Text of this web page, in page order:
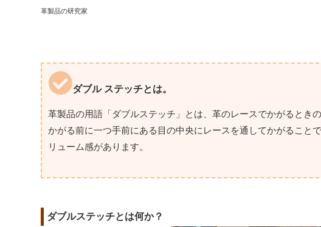
革製品の研究家
ダブル ステッチとは。
革製品の用語「ダブルステッチ」とは、革のレースでかがるとき
かがる前に一つ手前にある目の中央にレースを通してかがること
リューム感があります。
ダブルステッチとは何か？